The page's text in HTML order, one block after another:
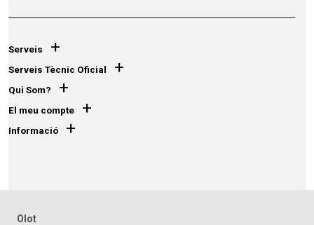
Serveis +
Serveis Tècnic Oficial +
Qui Som? +
El meu compte +
Informació +
Olot